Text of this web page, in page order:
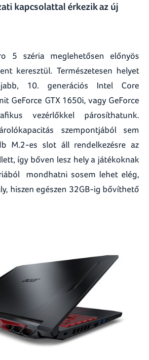
kapcsolattal érkezik az új
5 széria meglehetősen előnyös
keresztül. Természetesen helyet
10. generációs Intel Core
GeForce GTX 1650i, vagy GeForce
vezérlőkkel párosíthatunk.
szempontjából sem
M.2-es slot áll rendelkezésre az
így bőven lesz hely a játékoknak
mondhatni sosem lehet elég,
hiszen egészen 32GB-ig bővíthető